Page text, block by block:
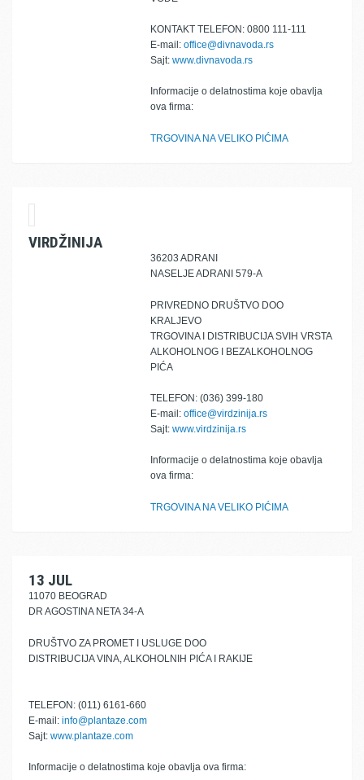
KONTAKT TELEFON: 0800 111-111
E-mail: office@divnavoda.rs
Sajt: www.divnavoda.rs
Informacije o delatnostima koje obavlja
ova firma:
TRGOVINA NA VELIKO PIĆIMA
VIRDŽINIJA
36203 ADRANI
NASELJE ADRANI 579-A
PRIVREDNO DRUŠTVO DOO
KRALJEVO
TRGOVINA I DISTRIBUCIJA SVIH VRSTA
ALKOHOLNOG I BEZALKOHOLNOG
PIĆA
TELEFON: (036) 399-180
E-mail: office@virdzinija.rs
Sajt: www.virdzinija.rs
Informacije o delatnostima koje obavlja
ova firma:
TRGOVINA NA VELIKO PIĆIMA
13 JUL
11070 BEOGRAD
DR AGOSTINA NETA 34-A
DRUŠTVO ZA PROMET I USLUGE DOO
DISTRIBUCIJA VINA, ALKOHOLNIH PIĆA I RAKIJE
TELEFON: (011) 6161-660
E-mail: info@plantaze.com
Sajt: www.plantaze.com
Informacije o delatnostima koje obavlja ova firma: